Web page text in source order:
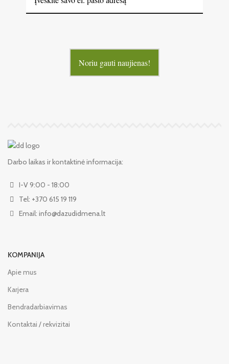
Noriu gauti naujienas!
Darbo laikas ir kontaktinė informacija:
I-V 9:00 - 18:00
Tel: +370 615 19 119
Email: info@dazudidmena.lt
KOMPANIJA
Apie mus
Karjera
Bendradarbiavimas
Kontaktai / rekvizitai